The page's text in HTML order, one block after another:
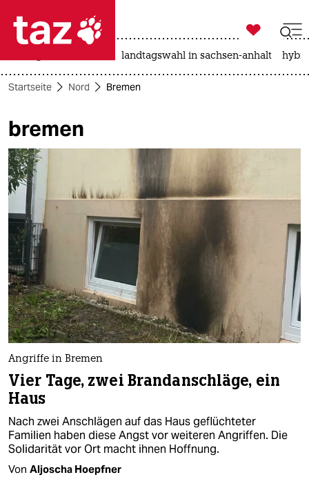
 taz zahl ich
taz zahl ich
themen
politik
öko
gesellschaft
kultur
sport
berlin
nord
wahrheit
verlag
verlag
veranstaltungen

taz zahl ich
landtagswahl in sachsen-anhalt
Startseite Nord Bremen
bremen
Angriffe in Bremen
Vier Tage, zwei Brandanschläge, ein
Haus
Nach zwei Anschlägen auf das Haus geflüchteter
Familien haben diese Angst vor weiteren Angriffen. Die
Solidarität vor Ort macht ihnen Hoffnung.
Von Aljoscha Hoepfner